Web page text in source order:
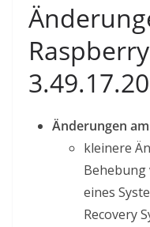
Änderungen
kleinere
Behebung
eines
Recovery